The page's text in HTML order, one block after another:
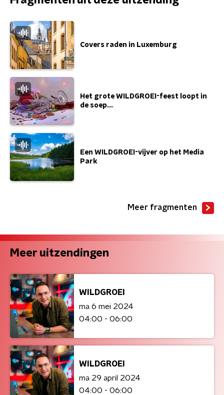
Covers raden in Luxemburg
Het grote WILDGROEI-feest loopt in
de soep...
Een WILDGROEI-vijver op het Media
Park
Meer fragmenten
Meer uitzendingen
WILDGROEI
ma 6 mei 2024
04:00 - 06:00
WILDGROEI
ma 29 april 2024
04:00 - 06:00